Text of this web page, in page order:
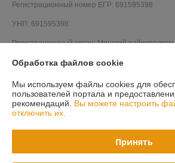
Регистрационный номер ЕГР: 691595398
УНП: 691595398
Регистрационный орган: Минский райисполком
Дата регистрации компании: 28.05.2014
Ссылка на свидетельство/лицензию
Ссылка на свидетельство/лицензию
Ссылка на свидетельство/лицензию
Обработка файлов cookie
Мы используем файлы cookies для
пользователей портала и
рекомендаций. Вы можете настроить
отключить их.
Принять